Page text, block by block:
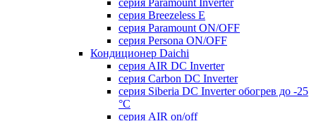
серия Paramount Inverter
серия Breezeless E
серия Paramount ON/OFF
серия Persona ON/OFF
Кондиционер Daichi
серия AIR DC Inverter
серия Carbon DC Inverter
серия Siberia DC Inverter обогрев до -25
°С
серия AIR on/off